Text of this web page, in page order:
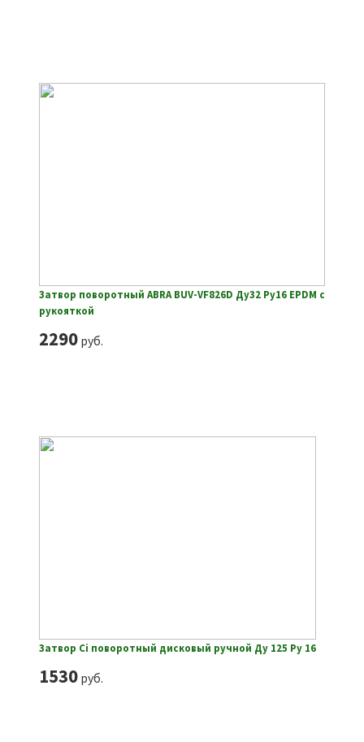
Затвор поворотный ABRA BUV-VF826D Ду32 Ру16 EPDM с
рукояткой
2290руб.
Затвор Ci поворотный дисковый ручной Ду 125 Ру 16
1530руб.